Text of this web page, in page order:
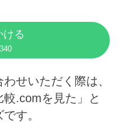
ける
せいただく際は、
較.comを見た」と
す。